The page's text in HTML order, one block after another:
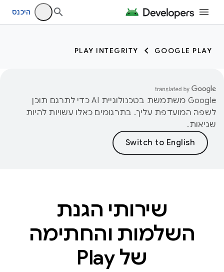
היכנס
GOOGLE PLAY
PLAY INTEGRITY
‫Google משתמשת בטכנולוגיית AI כדי לתרגם תוכן
לשפה המועדפת עליך. בתרגומים כאלו עשויות להיות
שגיאות.
שירותי הגנת
השלמות והחתימה
של Play